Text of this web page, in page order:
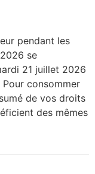
pendant les
se
21 juillet 2026
consommer
de vos droits
des mêmes